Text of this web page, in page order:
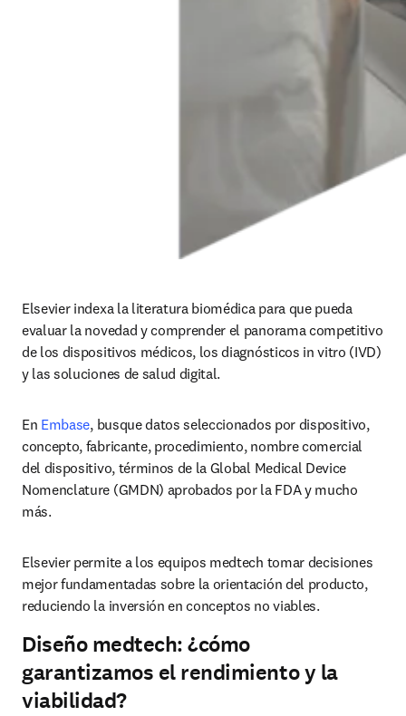
Elsevier indexa la literatura biomédica para que pueda
evaluar la novedad y comprender el panorama competitivo
de los dispositivos médicos, los diagnósticos in vitro (IVD)
y las soluciones de salud digital.
En Embase, busque datos seleccionados por dispositivo,
concepto, fabricante, procedimiento, nombre comercial
del dispositivo, términos de la Global Medical Device
Nomenclature (GMDN) aprobados por la FDA y mucho
más.
Elsevier permite a los equipos medtech tomar decisiones
mejor fundamentadas sobre la orientación del producto,
reduciendo la inversión en conceptos no viables.
Diseño medtech: ¿cómo
garantizamos el rendimiento y la
viabilidad?